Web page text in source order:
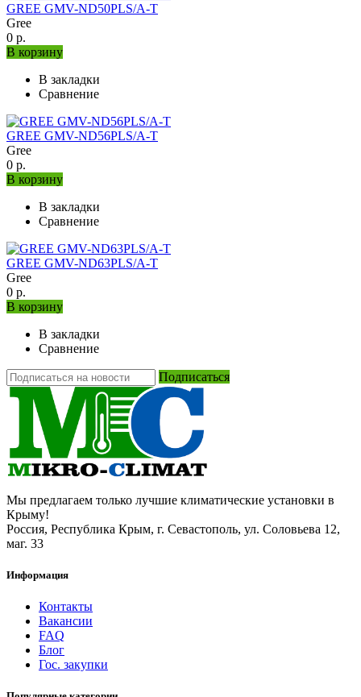
GREE GMV-ND50PLS/A-T
Gree
0 р.
В корзину
В закладки
Сравнение
GREE GMV-ND56PLS/A-T
Gree
0 р.
В корзину
В закладки
Сравнение
GREE GMV-ND63PLS/A-T
Gree
0 р.
В корзину
В закладки
Сравнение
Подписаться
Мы предлагаем только лучшие климатические установки в
Крыму!
Россия, Республика Крым, г. Севастополь, ул. Соловьева 12,
маг. 33
Информация
Контакты
Вакансии
FAQ
Блог
Гос. закупки